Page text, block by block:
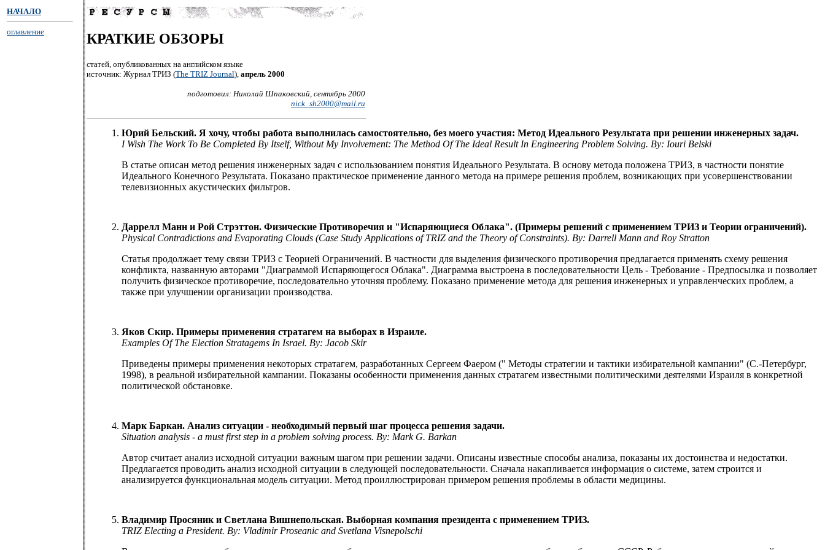
НАЧАЛО
оглавление КРАТКИЕ ОБЗОРЫ
статей, опубликованных на английском языке
источник: Журнал ТРИЗ (The TRIZ Journal), апрель 2000
подготовил: Николай Шпаковский, сентябрь 2000
nick_sh2000@mail.ru
Юрий Бельский. Я хочу, чтобы работа выполнилась самостоятельно, без моего участия: Метод Идеального Результата при решении инженерных задач.
I Wish The Work To Be Completed By Itself, Without My Involvement: The Method Of The Ideal Result In Engineering Problem Solving. By: Iouri Belski
В статье описан метод решения инженерных задач с использованием понятия Идеального Результата. В основу метода положена ТРИЗ, в частности понятие
Идеального Конечного Результата. Показано практическое применение данного метода на примере решения проблем, возникающих при усовершенствовании
телевизионных акустических фильтров.
Даррелл Манн и Рой Стрэттон. Физические Противоречия и "Испаряющиеся Облака". (Примеры решений с применением ТРИЗ и Теории ограничений).
Physical Contradictions and Evaporating Clouds (Case Study Applications of TRIZ and the Theory of Constraints). By: Darrell Mann and Roy Stratton
Статья продолжает тему связи ТРИЗ с Теорией Ограничений. В частности для выделения физического противоречия предлагается применять схему решения
конфликта, названную авторами "Диаграммой Испаряющегося Облака". Диаграмма выстроена в последовательности Цель - Требование - Предпосылка и позволяет
получить физическое противоречие, последовательно уточняя проблему. Показано применение метода для решения инженерных и управленческих проблем, а
также при улучшении организации производства.
Яков Скир. Примеры применения стратагем на выборах в Израиле.
Examples Of The Election Stratagems In Israel. By: Jacob Skir
Приведены примеры применения некоторых стратагем, разработанных Сергеем Фаером (" Методы стратегии и тактики избирательной кампании" (С.-Петербург,
1998), в реальной избирательной кампании. Показаны особенности применения данных стратагем известными политическими деятелями Израиля в конкретной
политической обстановке.
Марк Баркан. Анализ ситуации - необходимый первый шаг процесса решения задачи.
Situation analysis - a must first step in a problem solving process. By: Mark G. Barkan
Автор считает анализ исходной ситуации важным шагом при решении задачи. Описаны известные способы анализа, показаны их достоинства и недостатки.
Предлагается проводить анализ исходной ситуации в следующей последовательности. Сначала накапливается информация о системе, затем строится и
анализируется функциональная модель ситуации. Метод проиллюстрирован примером решения проблемы в области медицины.
Владимир Просяник и Светлана Вишнепольская. Выборная компания президента с применением ТРИЗ.
TRIZ Electing a President. By: Vladimir Proseanic and Svetlana Visnepolschi